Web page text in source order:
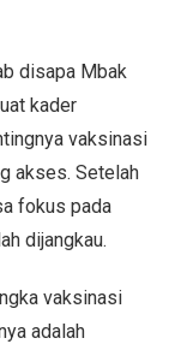
disapa Mbak
kader
vaksinasi
akses. Setelah
fokus pada
dijangkau.
vaksinasi
adalah